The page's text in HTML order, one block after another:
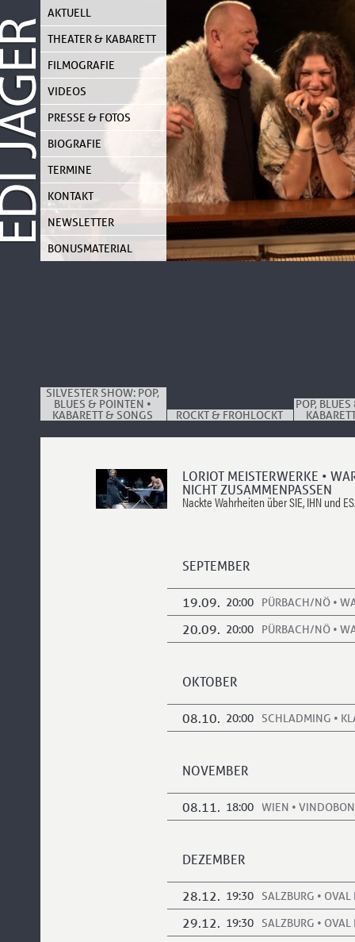
Skip
to
content
AKTUELL
THEATER & KABARETT
FILMOGRAFIE
VIDEOS
PRESSE & FOTOS
BIOGRAFIE
TERMINE
KONTAKT
NEWSLETTER
BONUSMATERIAL
SILVESTER SHOW: POP,
BLUES & POINTEN •
KABARETT & SONGS ROCKT & FROHLOCKT
POP,
LORIOT MEISTERWERKE •
NICHT ZUSAMMENPASSEN
Nackte Wahrheiten über SIE, IHN und
SEPTEMBER
19.09. 20:00 PÜRBACH/NÖ •
20.09. 20:00 PÜRBACH/NÖ •
OKTOBER
08.10. 20:00 SCHLADMING •
NOVEMBER
08.11. 18:00 WIEN •
DEZEMBER
28.12. 19:30 SALZBURG •
29.12. 19:30 SALZBURG •